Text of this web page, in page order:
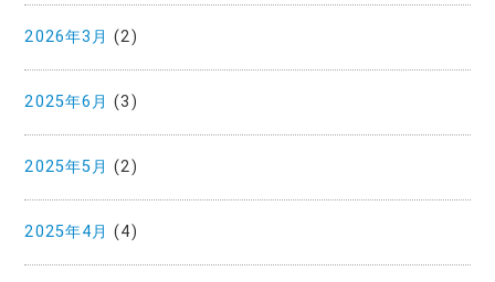
2026年3月 (2)
2025年6月 (3)
2025年5月 (2)
2025年4月 (4)